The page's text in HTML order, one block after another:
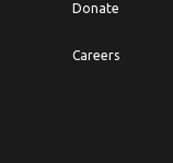
Donate
Careers